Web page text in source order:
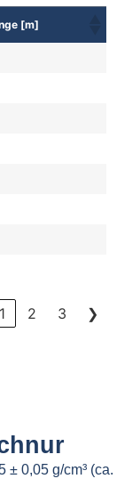
[m]
1 2 3 ❯
± 0,05 g/cm³ (ca.